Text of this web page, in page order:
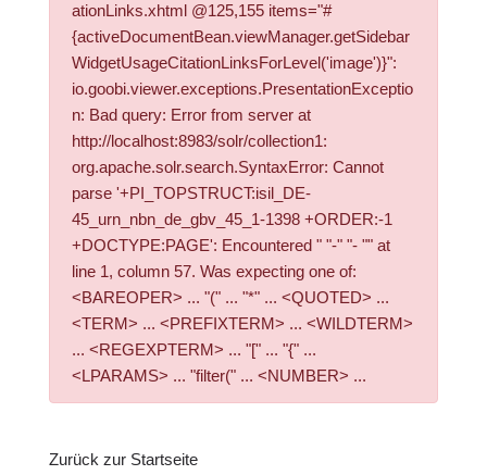
ationLinks.xhtml @125,155 items="#
{activeDocumentBean.viewManager.getSidebar
WidgetUsageCitationLinksForLevel('image')}":
io.goobi.viewer.exceptions.PresentationExceptio
n: Bad query: Error from server at
http://localhost:8983/solr/collection1:
org.apache.solr.search.SyntaxError: Cannot
parse '+PI_TOPSTRUCT:isil_DE-
45_urn_nbn_de_gbv_45_1-1398 +ORDER:-1
+DOCTYPE:PAGE': Encountered " "-" "- "" at
line 1, column 57. Was expecting one of:
<BAREOPER> ... "(" ... "*" ... <QUOTED> ...
<TERM> ... <PREFIXTERM> ... <WILDTERM>
... <REGEXPTERM> ... "[" ... "{" ...
<LPARAMS> ... "filter(" ... <NUMBER> ...
Zurück zur Startseite